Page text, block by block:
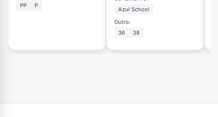
PP
P
Azul School
Outro:
36
38